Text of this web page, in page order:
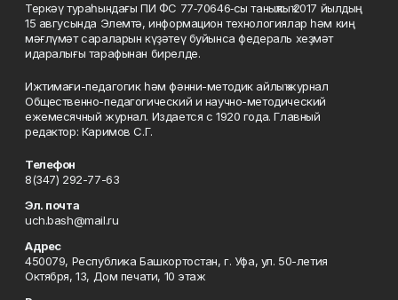
Теркәү тураһындағы ПИ ФС 77‑70646‑сы таныҡлыҡ 2017 йылдың
15 авгусында Элемтә, информацион технологиялар һәм киң
мәғлүмәт сараларын күҙәтеү буйынса федераль хеҙмәт
идаралығы тарафынан бирелде.
Ижтимағи-педагогик һәм фәнни-методик айлыҡ журнал
Общественно-педагогический и научно-методический
ежемесячный журнал. Издается с 1920 года. Главный
редактор: Каримов С.Г.
Телефон
8(347) 292-77-63
Эл. почта
uch.bash@mail.ru
Адрес
450079, Республика Башкортостан, г. Уфа, ул. 50-летия
Октября, 13, Дом печати, 10 этаж